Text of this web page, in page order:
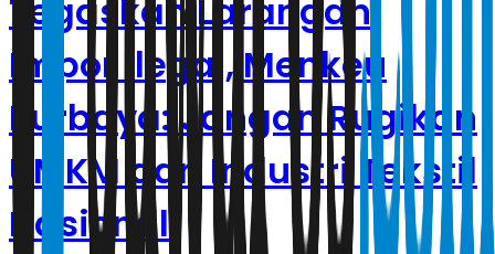
Tegaskan Larangan
Impor Ilegal, Menkeu
Purbaya: Jangan Rugikan
UMKM dan Industri Tekstil
Nasional